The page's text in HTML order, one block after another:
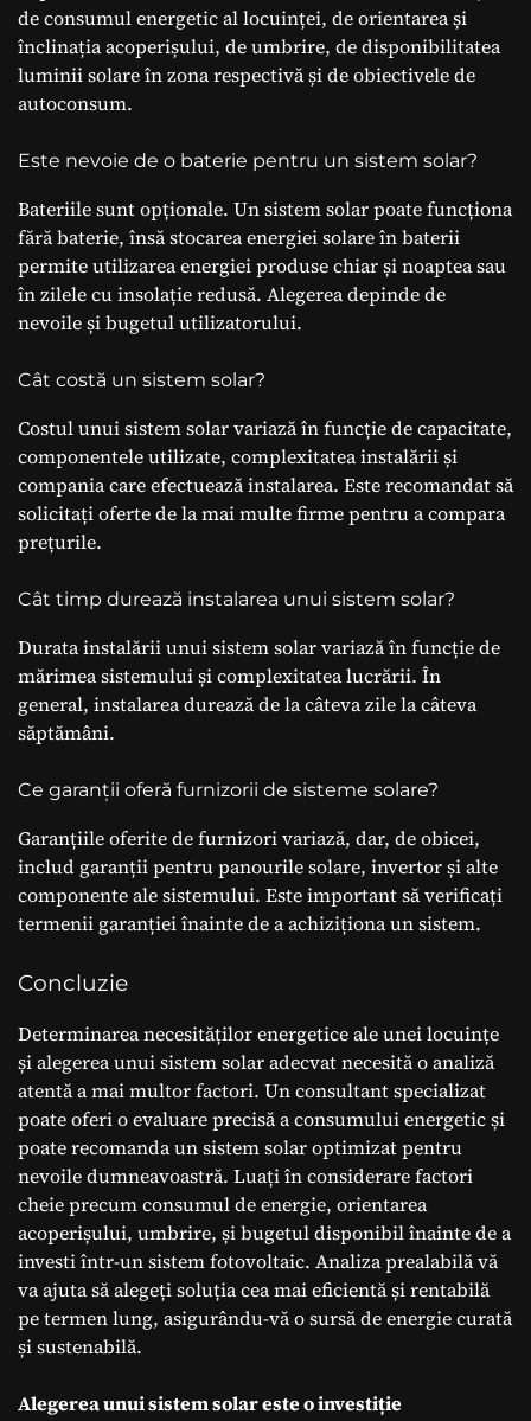
de consumul energetic al locuinței, de orientarea și
înclinația acoperișului, de umbrire, de disponibilitatea
luminii solare în zona respectivă și de obiectivele de
autoconsum.
Este nevoie de o baterie pentru un sistem solar?
Bateriile sunt opționale. Un sistem solar poate funcționa
fără baterie, însă stocarea energiei solare în baterii
permite utilizarea energiei produse chiar și noaptea sau
în zilele cu insolație redusă. Alegerea depinde de
nevoile și bugetul utilizatorului.
Cât costă un sistem solar?
Costul unui sistem solar variază în funcție de capacitate,
componentele utilizate, complexitatea instalării și
compania care efectuează instalarea. Este recomandat să
solicitați oferte de la mai multe firme pentru a compara
prețurile.
Cât timp durează instalarea unui sistem solar?
Durata instalării unui sistem solar variază în funcție de
mărimea sistemului și complexitatea lucrării. În
general, instalarea durează de la câteva zile la câteva
săptămâni.
Ce garanții oferă furnizorii de sisteme solare?
Garanțiile oferite de furnizori variază, dar, de obicei,
includ garanții pentru panourile solare, invertor și alte
componente ale sistemului. Este important să verificați
termenii garanției înainte de a achiziționa un sistem.
Concluzie
Determinarea necesităților energetice ale unei locuințe
și alegerea unui sistem solar adecvat necesită o analiză
atentă a mai multor factori. Un consultant specializat
poate oferi o evaluare precisă a consumului energetic și
poate recomanda un sistem solar optimizat pentru
nevoile dumneavoastră. Luați în considerare factori
cheie precum consumul de energie, orientarea
acoperișului, umbrire, și bugetul disponibil înainte de a
investi într-un sistem fotovoltaic. Analiza prealabilă vă
va ajuta să alegeți soluția cea mai eficientă și rentabilă
pe termen lung, asigurându-vă o sursă de energie curată
și sustenabilă.
Alegerea unui sistem solar este o investiție